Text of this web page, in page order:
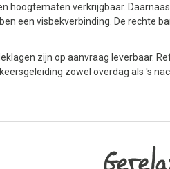
hoogtematen verkrijgbaar.
een visbekverbinding. De rechte
zijn op aanvraag leverbaar.
zowel overdag als 's